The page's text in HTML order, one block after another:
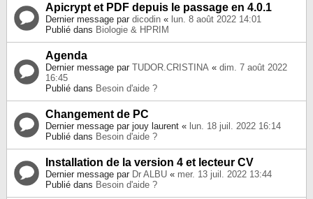
Apicrypt et PDF depuis le passage en 4.0.1
Dernier message par dicodin « lun. 8 août 2022 14:01
Publié dans Biologie & HPRIM
Agenda
Dernier message par TUDOR.CRISTINA « dim. 7 août 2022
16:45
Publié dans Besoin d'aide ?
Changement de PC
Dernier message par jouy laurent « lun. 18 juil. 2022 16:14
Publié dans Besoin d'aide ?
Installation de la version 4 et lecteur CV
Dernier message par Dr ALBU « mer. 13 juil. 2022 13:44
Publié dans Besoin d'aide ?